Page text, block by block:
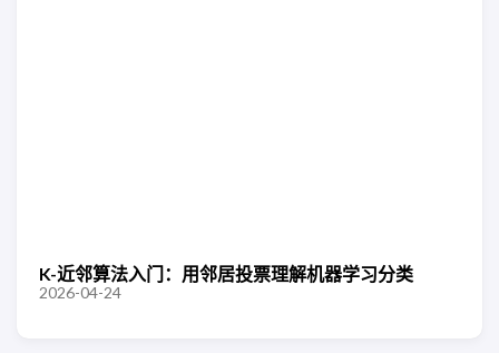
K-近邻算法入门：用邻居投票理解机器学习分类
2026-04-24